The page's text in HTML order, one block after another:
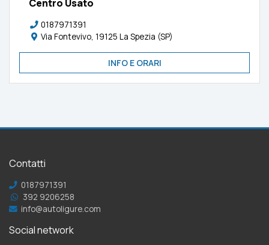
Centro Usato
0187971391
Via Fontevivo, 19125 La Spezia (SP)
INFO E ORARI
Contatti
0187971391
392 9206258
info@autoligure.com
Social network